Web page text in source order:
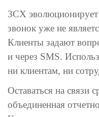
3CX
звонок уже не
Клиенты задают
и через SMS.
ни клиентам, ни
Оставаться на связи
объединенная